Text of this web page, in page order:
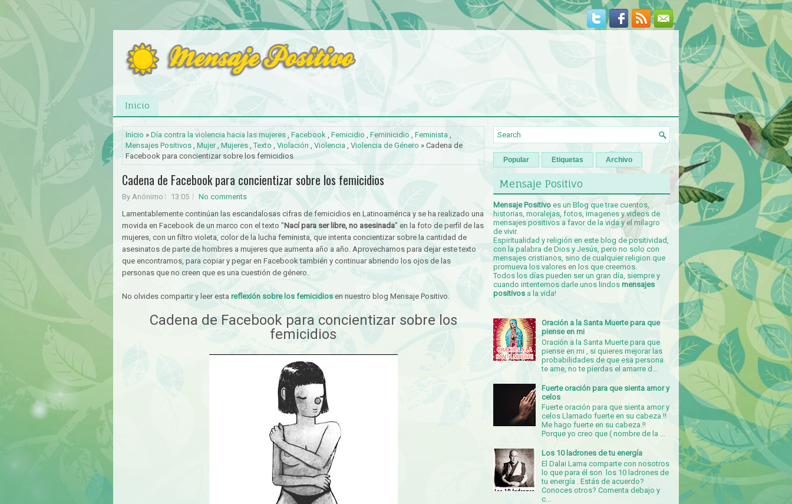
Inicio
Inicio » Día contra la violencia hacia las mujeres , Facebook , Femicidio , Feminicidio , Feminista ,
Mensajes Positivos , Mujer, Mujeres ,Texto , Violación , Violencia , Violencia de Género » Cadena de
Facebook para concientizar sobre los femicidios
Cadena de Facebook para concientizar sobre los femicidios
By Anónimo 13:05
No comments
Lamentablemente continúan las escandalosas cifras de femicidios en Latinoamérica y se ha realizado una
movida en Facebook de un marco con el texto "Nací para ser libre, no asesinada" en la foto de perfil de las
mujeres, con un filtro violeta, color de la lucha feminista, que intenta concientizar sobre la cantidad de
asesinatos de parte de hombres a mujeres que aumenta año a año. Aprovechamos para dejar este texto
que encontramos, para copiar y pegar en Facebook también y continuar abriendo los ojos de las
personas que no creen que es una cuestión de género.
No olvides compartir y leer esta reflexión sobre los femicidios en nuestro blog Mensaje Positivo.
Cadena de Facebook para concientizar sobre los
femicidios
Popular Etiquetas Archivo
Mensaje Positivo
Mensaje Positivo es un Blog que trae cuentos,
historias, moralejas, fotos, imagenes y videos de
mensajes positivos a favor de la vida y el milagro
de vivir.
Espiritualidad y religión en este blog de positividad,
con la palabra de Dios y Jesús, pero no solo con
mensajes cristianos, sino de cualquier religion que
promueva los valores en los que creemos.
Todos los días pueden ser un gran día, siempre y
cuando intentemos darle unos lindos mensajes
positivos a la vida!
Oración a la Santa Muerte para que
piense en mi
Oración a la Santa Muerte para que
piense en mi , si quieres mejorar las
probabilidades de que esa persona
te ame, no te pierdas el amarre d...
Fuerte oración para que sienta amor y
celos
Fuerte oración para que sienta amor y
celos Llamado fuerte en su cabeza.!!
Me hago fuerte en su cabeza.!!
Porque yo creo que ( nombre de la ...
Los 10 ladrones de tu energía
El Dalai Lama comparte con nosotros
lo que para él son los 10 ladrones de
tu energía . Estás de acuerdo?
Conoces otros? Comenta debajo y
c...